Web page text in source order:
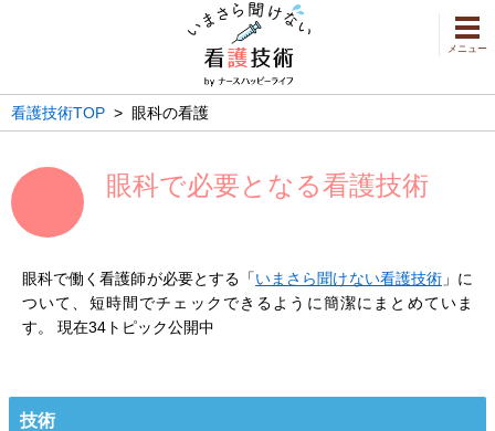
メニュー
看護技術TOP > 眼科の看護
眼科で必要となる看護技術
眼科で働く看護師が必要とする「いまさら聞けない看護技術」に
ついて、短時間でチェックできるように簡潔にまとめていま
す。 現在34トピック公開中
技術